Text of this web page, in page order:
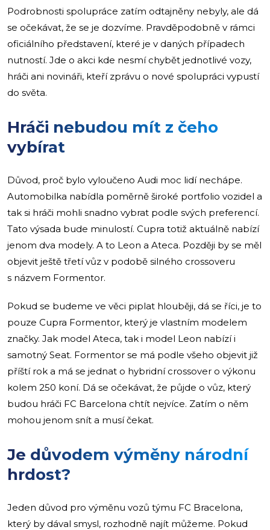
Podrobnosti spolupráce zatím odtajněny nebyly, ale dá
se očekávat, že se je dozvíme. Pravděpodobně v rámci
oficiálního představení, které je v daných případech
nutností. Jde o akci kde nesmí chybět jednotlivé vozy,
hráči ani novináři, kteří zprávu o nové spolupráci vypustí
do světa.
Hráči nebudou mít z čeho
vybírat
Důvod, proč bylo vyloučeno Audi moc lidí nechápe.
Automobilka nabídla poměrně široké portfolio vozidel a
tak si hráči mohli snadno vybrat podle svých preferencí.
Tato výsada bude minulostí. Cupra totiž aktuálně nabízí
jenom dva modely. A to Leon a Ateca. Později by se měl
objevit ještě třetí vůz v podobě silného crossoveru
s názvem Formentor.
Pokud se budeme ve věci piplat hlouběji, dá se říci, je to
pouze Cupra Formentor, který je vlastním modelem
značky. Jak model Ateca, tak i model Leon nabízí i
samotný Seat. Formentor se má podle všeho objevit již
příští rok a má se jednat o hybridní crossover o výkonu
kolem 250 koní. Dá se očekávat, že půjde o vůz, který
budou hráči FC Barcelona chtít nejvíce. Zatím o něm
mohou jenom snít a musí čekat.
Je důvodem výměny národní
hrdost?
Jeden důvod pro výměnu vozů týmu FC Bracelona,
který by dával smysl, rozhodně najít můžeme. Pokud